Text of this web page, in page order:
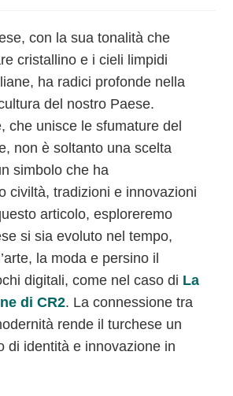
con la sua tonalità che
cristallino e i cieli limpidi
ha radici profonde nella
del nostro Paese.
che unisce le sfumature del
non è soltanto una scelta
simbolo che ha
civiltà, tradizioni e innovazioni
articolo, esploreremo
si sia evoluto nel tempo,
la moda e persino il
digitali, come nel caso di La
di CR2. La connessione tra
rende il turchese un
di identità e innovazione in